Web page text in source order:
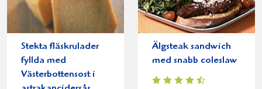
Stekta fläskrulader
fyllda med
Västerbottensost i
Älgsteak sandwich
med snabb coleslaw